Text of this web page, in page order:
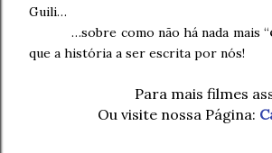
Guili…
…sobre como não há nada mais “
que a história a ser escrita por nós!
Para mais filmes
Ou visite nossa Página: